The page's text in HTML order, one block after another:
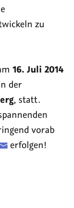
zu
16. Juli 2014
der
, statt.
vorab
erfolgen!